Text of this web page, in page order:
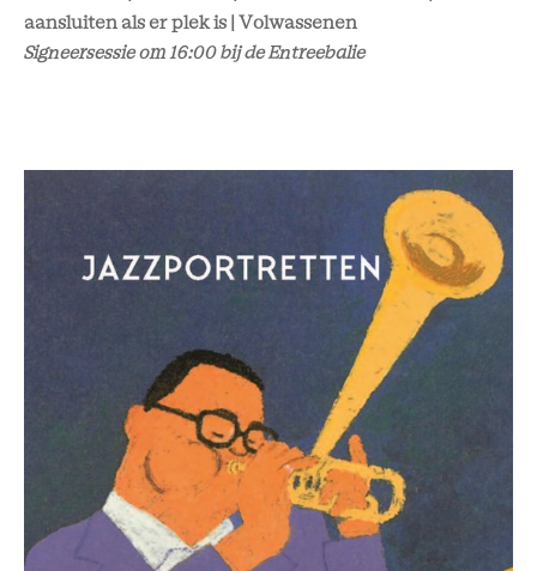
aansluiten als er plek is | Volwassenen
Signeersessie om 16:00 bij de Entreebalie